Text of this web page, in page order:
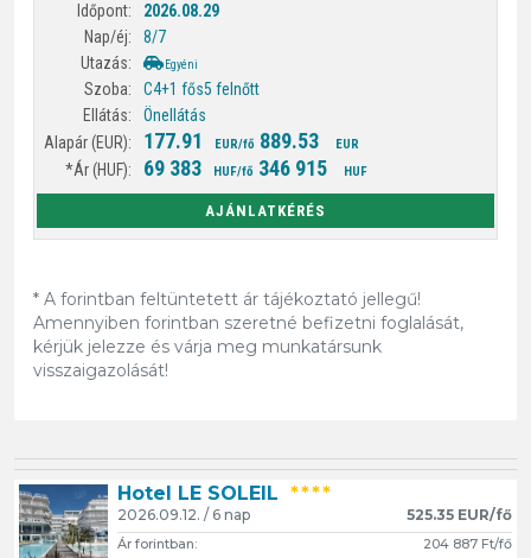
2026.08.29
8/7
Egyéni
C4+1 fős5 felnőtt
Önellátás
177.91 EUR/fő 889.53 EUR
69 383 HUF/fő 346 915 HUF
AJÁNLATKÉRÉS
* A forintban feltüntetett ár tájékoztató jellegű!
Amennyiben forintban szeretné befizetni foglalását,
kérjük jelezze és várja meg munkatársunk
visszaigazolását!
Hotel LE SOLEIL ****
2026.09.12. / 6 nap 525.35 EUR/fő
Ár forintban: 204 887 Ft/fő